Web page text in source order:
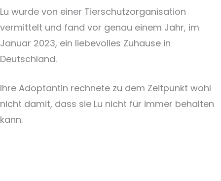
Lu wurde von einer Tierschutzorganisation
vermittelt und fand vor genau einem Jahr, im
Januar 2023, ein liebevolles Zuhause in
Deutschland.
Ihre Adoptantin rechnete zu dem Zeitpunkt wohl
nicht damit, dass sie Lu nicht für immer behalten
kann.